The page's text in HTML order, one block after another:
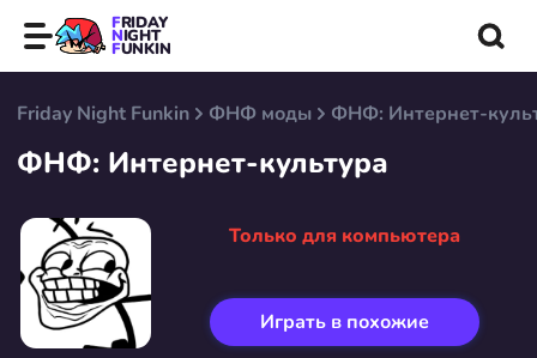
FRIDAY
NIGHT
FUNKIN
Friday Night Funkin ФНФ моды ФНФ: Интернет-
ФНФ: Интернет-культура
Только для компьютера
Играть в похожие